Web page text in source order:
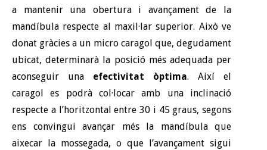
a mantenir una obertura i avançament de la
mandíbula respecte al maxil·lar superior. Això ve
donat gràcies a un micro caragol que, degudament
ubicat, determinarà la posició més adequada per
aconseguir una efectivitat òptima. Així el
caragol es podrà col·locar amb una inclinació
respecte a l’horitzontal entre 30 i 45 graus, segons
ens convingui avançar més la mandíbula que
aixecar la mossegada, o que l’avançament sigui